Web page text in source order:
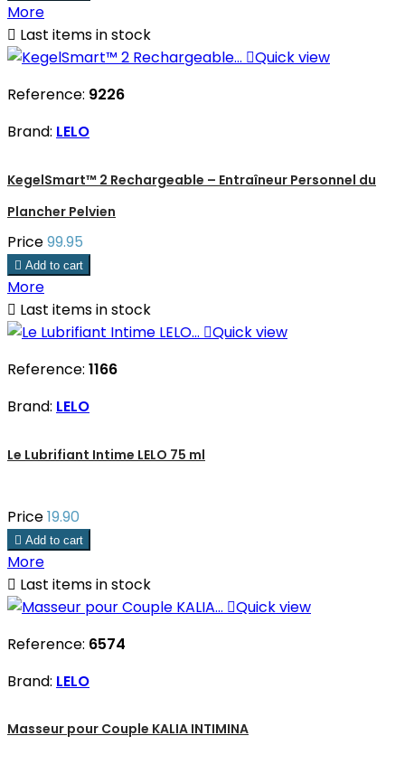
More
 Last items in stock
Quick view
Reference: 9226
Brand: LELO
KegelSmart™ 2 Rechargeable – Entraîneur Personnel du
Plancher Pelvien
Price99.95
 Add to cart
More
 Last items in stock
Quick view
Reference: 1166
Brand: LELO
Le Lubrifiant Intime LELO 75 ml
Price19.90
 Add to cart
More
 Last items in stock
Quick view
Reference: 6574
Brand: LELO
Masseur pour Couple KALIA INTIMINA